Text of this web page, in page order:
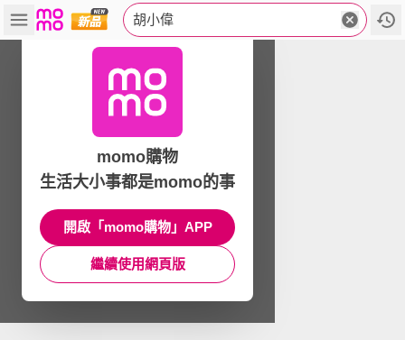
胡小偉
momo購物
生活大小事都是momo的事
開啟「momo購物」APP
繼續使用網頁版